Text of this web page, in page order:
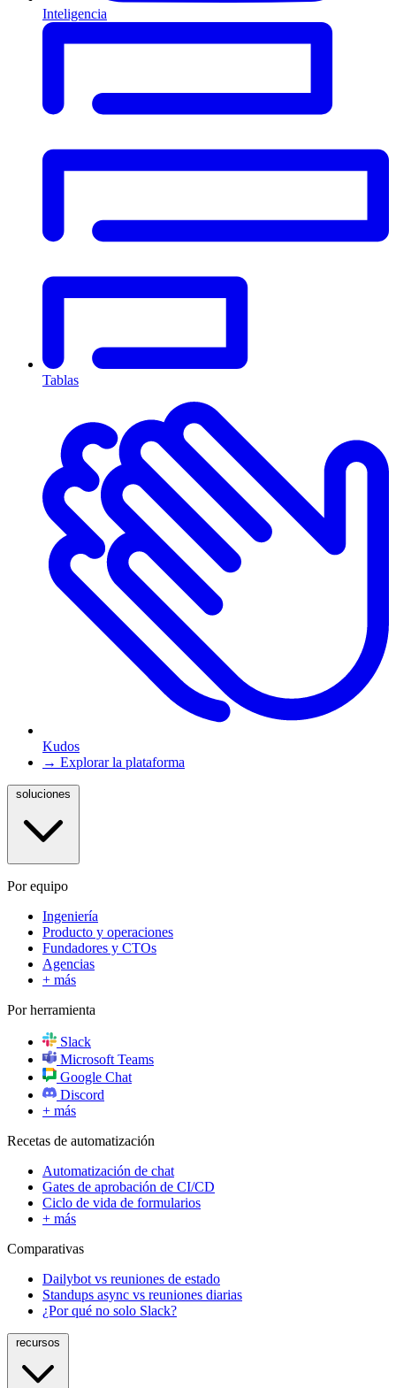
Inteligencia
Tablas
Kudos
→ Explorar la plataforma
Por equipo
Ingeniería
Producto y operaciones
Fundadores y CTOs
Agencias
+ más
Por herramienta
Slack
Microsoft Teams
Google Chat
Discord
+ más
Recetas de automatización
Automatización de chat
Gates de aprobación de CI/CD
Ciclo de vida de formularios
+ más
Comparativas
Dailybot vs reuniones de estado
Standups async vs reuniones diarias
¿Por qué no solo Slack?